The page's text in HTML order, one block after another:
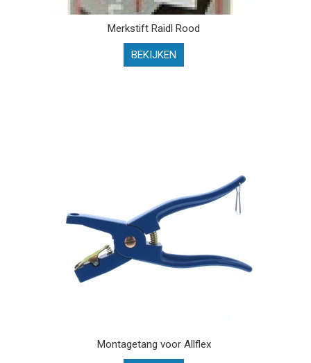
Merkstift Raidl Rood
BEKIJKEN
Montagetang voor Allflex